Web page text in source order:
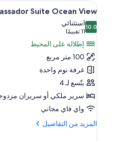
المتاحة
للغرف
استعراض
جميع
صور
Ambassador
Suite
Ocean
View
5
Suite Ocean View
10.010.0 من 10
استثنائي
11 تقييمًا(11
تقييمًا)
إطلالة على المحيط
100 متر مربع
غرفة نوم واحدة
يتّسع لـ 4
سرير ملكي‫‬ أو سريران
واي فاي مجاني
المزيد من التفاصيل
المزيد